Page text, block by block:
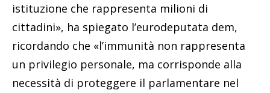
istituzione che rappresenta milioni di
cittadini», ha spiegato l’eurodeputata dem,
ricordando che «l’immunità non rappresenta
un privilegio personale, ma corrisponde alla
necessità di proteggere il parlamentare nel